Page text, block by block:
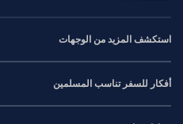
استكشف المزيد من الوجهات
أفكار للسفر تناسب المسلمين